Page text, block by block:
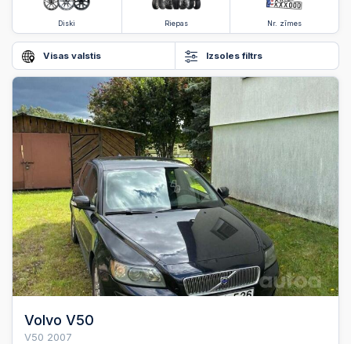
Diski Riepas Nr. zīmes
Visas valstis Izsoles filtrs
Volvo V50
V50 2007